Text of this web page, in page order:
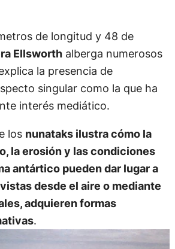
de longitud y 48 de
Ellsworthalberga numerosos
la presencia de
singular como la que ha
interés mediático.
los nunataks ilustra cómo la
la erosión y las condiciones
antártico pueden dar lugar a
desde el aire o mediante
adquieren formas
.